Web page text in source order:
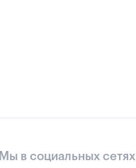
Мы в социальных сетях